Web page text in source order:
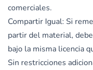
comerciales.
Compartir Igual: Si
partir del material,
bajo la misma licencia
Sin restricciones